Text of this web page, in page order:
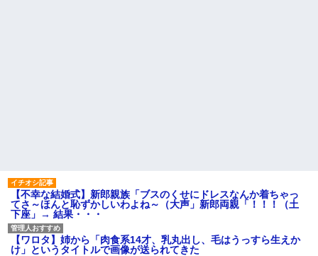
のお茶？」彼「ちっ！」私「」
【GIF】JSのカンチョーワロ
タ
後続車にクラクションを鳴ら
され彼氏が逆切れ。「何クラク
ション鳴らしてんだ！降りてこ
いよ！」と怒鳴りだし...
【不幸な結婚式】新郎親族「ブスのくせにドレスなんか着ちゃっ
てさ～ほんと恥ずかしいわよね～（大声」新郎両親「！！！（土
下座」→ 結果・・・
【ワロタ】姉から「肉食系14才、乳丸出し、毛はうっすら生えか
け」というタイトルで画像が送られてきた